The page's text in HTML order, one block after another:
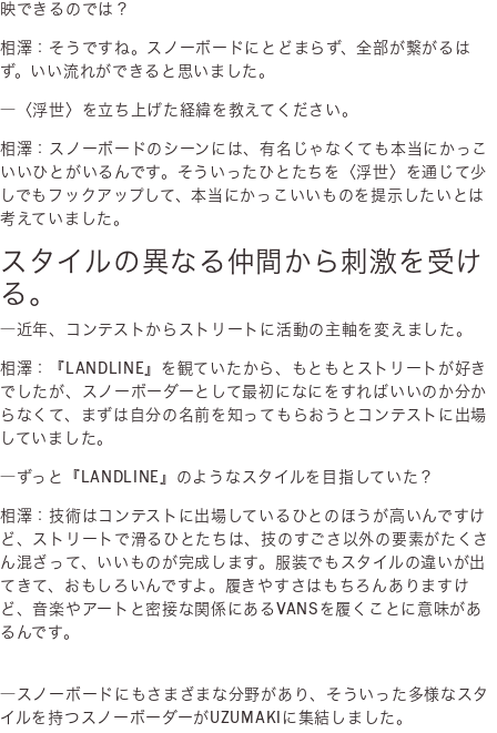
映できるのでは？
相澤：そうですね。スノーボードにとどまらず、全部が繋がるは
ず。いい流れができると思いました。
―〈浮世〉を立ち上げた経緯を教えてください。
相澤：スノーボードのシーンには、有名じゃなくても本当にかっこ
いいひとがいるんです。そういったひとたちを〈浮世〉を通じて少
しでもフックアップして、本当にかっこいいものを提示したいとは
考えていました。
スタイルの異なる仲間から刺激を受け
る。
―近年、コンテストからストリートに活動の主軸を変えました。
相澤：『LANDLINE』を観ていたから、もともとストリートが好き
でしたが、スノーボーダーとして最初になにをすればいいのか分か
らなくて、まずは自分の名前を知ってもらおうとコンテストに出場
していました。
―ずっと『LANDLINE』のようなスタイルを目指していた？
相澤：技術はコンテストに出場しているひとのほうが高いんですけ
ど、ストリートで滑るひとたちは、技のすごさ以外の要素がたくさ
ん混ざって、いいものが完成します。服装でもスタイルの違いが出
てきて、おもしろいんですよ。履きやすさはもちろんありますけ
ど、音楽やアートと密接な関係にあるVANSを履くことに意味があ
るんです。
―スノーボードにもさまざまな分野があり、そういった多様なスタ
イルを持つスノーボーダーがUZUMAKIに集結しました。